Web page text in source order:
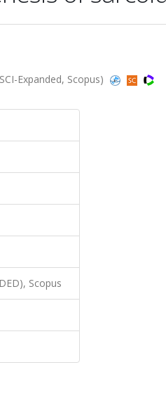
Expanded, Scopus)
Scopus